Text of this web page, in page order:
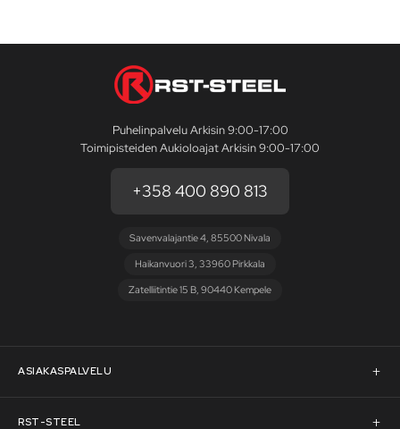
Puhelinpalvelu Arkisin 9:00-17:00
Toimipisteiden Aukioloajat Arkisin 9:00-17:00
+358 400 890 813
Savenvalajantie 4, 85500 Nivala
Haikanvuori 3, 33960 Pirkkala
Zatelliitintie 15 B, 90440 Kempele
ASIAKASPALVELU
Asiakaspalvelu
RST-STEEL